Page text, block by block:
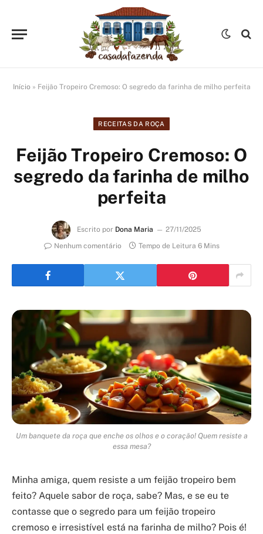
Início » Feijão Tropeiro Cremoso: O segredo da farinha de milho perfeita
RECEITAS DA ROÇA
Feijão Tropeiro Cremoso: O
segredo da farinha de milho
perfeita
Escrito por Dona Maria
27/11/2025
Nenhum comentário
Tempo de Leitura 6 Mins
Um banquete da roça que enche os olhos e o coração! Quem resiste a
essa mesa?
Minha amiga, quem resiste a um feijão tropeiro bem
feito? Aquele sabor de roça, sabe? Mas, e se eu te
contasse que o segredo para um feijão tropeiro
cremoso e irresistível está na farinha de milho? Pois é!